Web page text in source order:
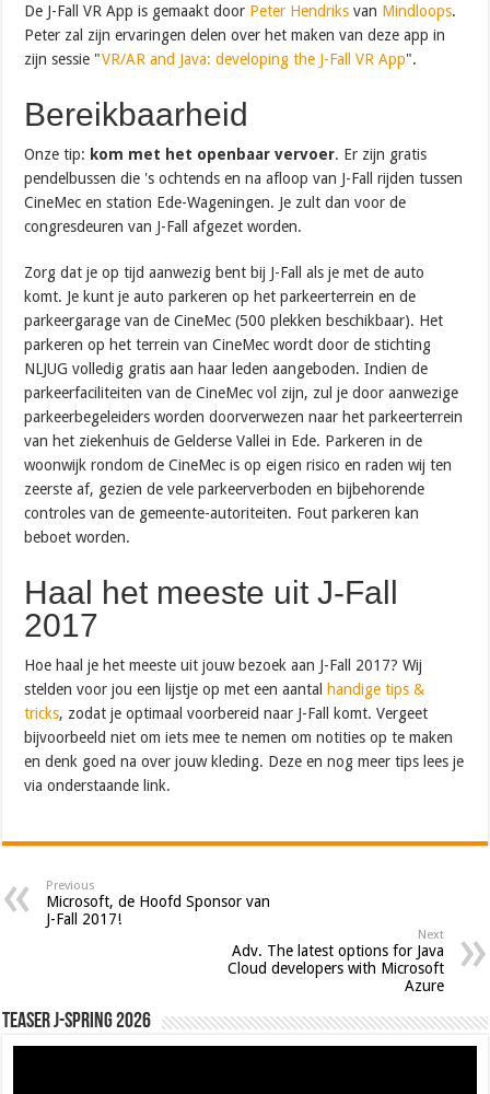
De J-Fall VR App is gemaakt door Peter Hendriks van Mindloops.
Peter zal zijn ervaringen delen over het maken van deze app in
zijn sessie "VR/AR and Java: developing the J-Fall VR App".
Bereikbaarheid
Onze tip: kom met het openbaar vervoer. Er zijn gratis
pendelbussen die 's ochtends en na afloop van J-Fall rijden tussen
CineMec en station Ede-Wageningen. Je zult dan voor de
congresdeuren van J-Fall afgezet worden.
Zorg dat je op tijd aanwezig bent bij J-Fall als je met de auto
komt. Je kunt je auto parkeren op het parkeerterrein en de
parkeergarage van de CineMec (500 plekken beschikbaar). Het
parkeren op het terrein van CineMec wordt door de stichting
NLJUG volledig gratis aan haar leden aangeboden. Indien de
parkeerfaciliteiten van de CineMec vol zijn, zul je door aanwezige
parkeerbegeleiders worden doorverwezen naar het parkeerterrein
van het ziekenhuis de Gelderse Vallei in Ede. Parkeren in de
woonwijk rondom de CineMec is op eigen risico en raden wij ten
zeerste af, gezien de vele parkeerverboden en bijbehorende
controles van de gemeente-autoriteiten. Fout parkeren kan
beboet worden.
Haal het meeste uit J-Fall
2017
Hoe haal je het meeste uit jouw bezoek aan J-Fall 2017? Wij
stelden voor jou een lijstje op met een aantal
handige tips &
tricks, zodat je optimaal voorbereid naar J-Fall komt. Vergeet
bijvoorbeeld niet om iets mee te nemen om notities op te maken
en denk goed na over jouw kleding. Deze en nog meer tips lees je
via onderstaande link.
Previous
Microsoft, de Hoofd Sponsor van
J-Fall 2017!
Next
Adv. The latest options for Java
Cloud developers with Microsoft
Azure
Teaser J-Spring 2026